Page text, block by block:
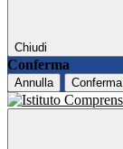
Chiudi
Conferma
Annulla Conferma